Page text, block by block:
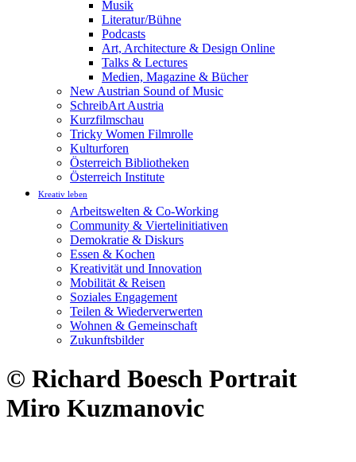
Musik
Literatur/Bühne
Podcasts
Art, Architecture & Design Online
Talks & Lectures
Medien, Magazine & Bücher
New Austrian Sound of Music
SchreibArt Austria
Kurzfilmschau
Tricky Women Filmrolle
Kulturforen
Österreich Bibliotheken
Österreich Institute
Kreativ leben
Arbeitswelten & Co-Working
Community & Viertelinitiativen
Demokratie & Diskurs
Essen & Kochen
Kreativität und Innovation
Mobilität & Reisen
Soziales Engagement
Teilen & Wiederverwerten
Wohnen & Gemeinschaft
Zukunftsbilder
© Richard Boesch Portrait
Miro Kuzmanovic